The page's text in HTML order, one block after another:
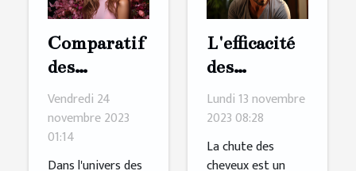
Comparatif
des
ingrédients
clés dans les
shampoings
pour
Vendredi 24
novembre 2023
01:14
Dans l'univers des
L'efficacité
des
produits
pour
stimuler la
croissance
Lundi 13 novembre
2023 08:28
La chute des
cheveux est un